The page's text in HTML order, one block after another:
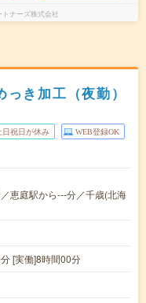
ナーズ株式会社
き加工（夜勤）
日祝日が休み WEB登録OK
恵庭駅から---分／千歳(北海
[実働]8時間00分